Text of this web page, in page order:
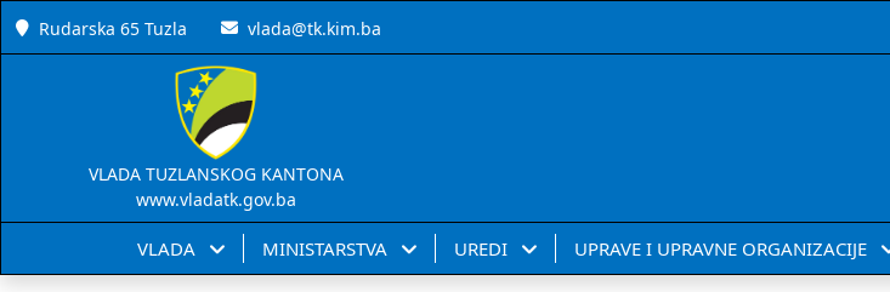
Rudarska 65 Tuzla vlada@tk.kim.ba
VLADA TUZLANSKOG KANTONA
www.vladatk.gov.ba
VLADA MINISTARSTVA UREDI UPRAVE I UPRAVNE ORGANIZACIJE